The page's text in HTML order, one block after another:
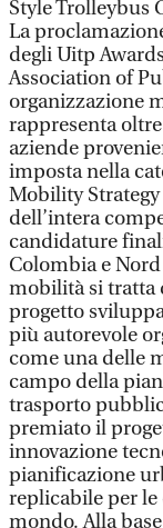
Style Trolleybus
La
degli Uitp
Association of
organizzazione
rappresenta
aziende
imposta nella
Mobility
dell’intera
candidature
Colombia e
mobilità si tratta
progetto
più autorevole
come una delle
campo della
trasporto
premiato il
innovazione
pianificazione
replicabile per
mondo. Alla